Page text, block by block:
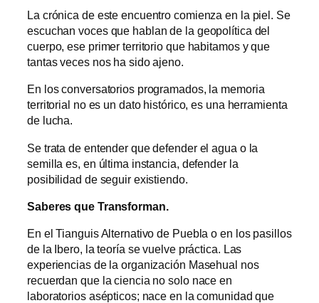
La crónica de este encuentro comienza en la piel. Se
escuchan voces que hablan de la geopolítica del
cuerpo, ese primer territorio que habitamos y que
tantas veces nos ha sido ajeno.
En los conversatorios programados, la memoria
territorial no es un dato histórico, es una herramienta
de lucha.
Se trata de entender que defender el agua o la
semilla es, en última instancia, defender la
posibilidad de seguir existiendo.
Saberes que Transforman.
En el Tianguis Alternativo de Puebla o en los pasillos
de la Ibero, la teoría se vuelve práctica. Las
experiencias de la organización Masehual nos
recuerdan que la ciencia no solo nace en
laboratorios asépticos; nace en la comunidad que